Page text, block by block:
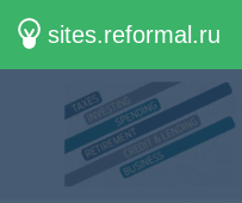
sites.reformal.ru